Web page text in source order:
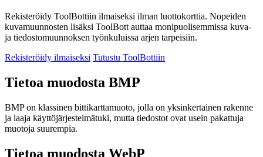
Rekisteröidy ToolBottiin ilmaiseksi ilman luottokorttia. Nopeiden
kuvamuunnosten lisäksi ToolBott auttaa monipuolisemmissa kuva-
ja tiedostomuunnoksen työnkuluissa arjen tarpeisiin.
Rekisteröidy ilmaiseksi Tutustu ToolBottiin
Tietoa muodosta BMP
BMP on klassinen bittikarttamuoto, jolla on yksinkertainen rakenne
ja laaja käyttöjärjestelmätuki, mutta tiedostot ovat usein pakattuja
muotoja suurempia.
Tietoa muodosta WebP